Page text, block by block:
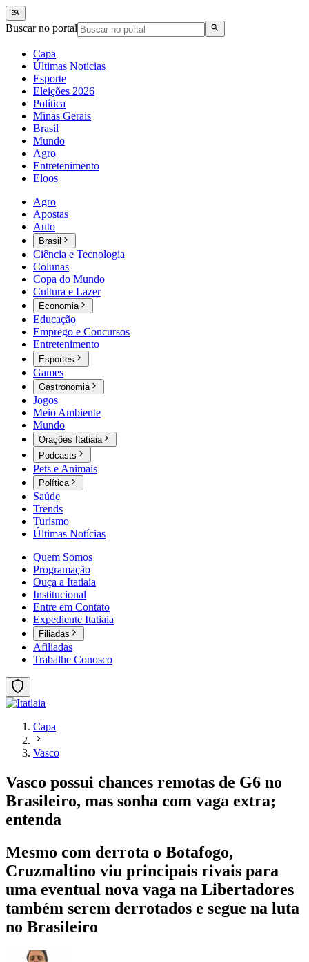
Buscar no portal
Capa
Últimas Notícias
Esporte
Eleições 2026
Política
Minas Gerais
Brasil
Mundo
Agro
Entretenimento
Eloos
Agro
Apostas
Auto
Brasil
Ciência e Tecnologia
Colunas
Copa do Mundo
Cultura e Lazer
Economia
Educação
Emprego e Concursos
Entretenimento
Esportes
Games
Gastronomia
Jogos
Meio Ambiente
Mundo
Orações Itatiaia
Podcasts
Pets e Animais
Política
Saúde
Trends
Turismo
Últimas Notícias
Quem Somos
Programação
Ouça a Itatiaia
Institucional
Entre em Contato
Expediente Itatiaia
Filiadas
Afiliadas
Trabalhe Conosco
Capa
Vasco
Vasco possui chances remotas de G6 no
Brasileiro, mas sonha com vaga extra;
entenda
Mesmo com derrota o Botafogo,
Cruzmaltino viu principais rivais para
uma eventual nova vaga na Libertadores
também serem derrotados e segue na luta
no Brasileiro